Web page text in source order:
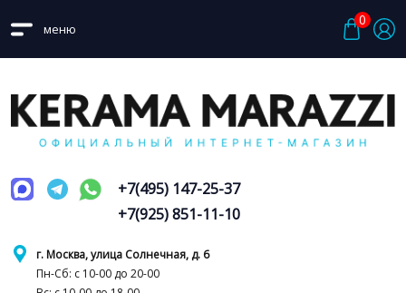
меню
0
г. Москва, улица Солнечная, д. 6
Пн-Сб: с 10-00 до 20-00
+7(495) 147-25-37
+7(925) 851-11-10